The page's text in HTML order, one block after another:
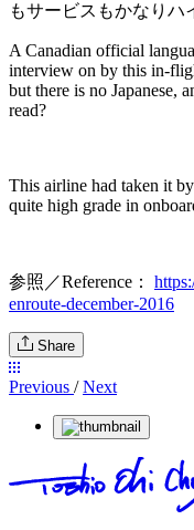
もサービスもかなりハ
A Canadian official
interview on by this in-
but there is no Japanese,
read?
This airline had taken it
quite high grade in
参照／Reference：
enroute-december-2016
Share
Previous / Next